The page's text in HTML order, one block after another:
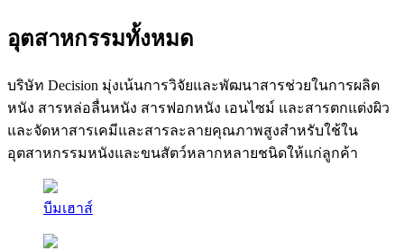
อุตสาหกรรมทั้งหมด
บริษัท Decision มุ่งเน้นการวิจัยและพัฒนาสารช่วยในการผลิต
หนัง สารหล่อลื่นหนัง สารฟอกหนัง เอนไซม์ และสารตกแต่งผิว
และจัดหาสารเคมีและสารละลายคุณภาพสูงสำหรับใช้ใน
อุตสาหกรรมหนังและขนสัตว์หลากหลายชนิดให้แก่ลูกค้า
บีมเฮาส์